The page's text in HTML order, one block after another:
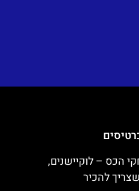
הכס – לוקיישנים,
להכיר